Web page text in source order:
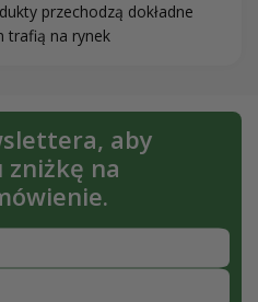
przechodzą dokładne
trafią na rynek
aby
na